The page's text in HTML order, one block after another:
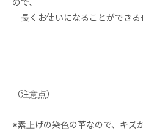
長くお使いになることができる
（注意点）
※素上げの染色の革なので、キズ